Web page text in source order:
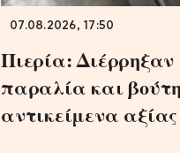
07.08.2026, 17:50
Πιερία: Διέρρηξαν
παραλία και
αντικείμενα